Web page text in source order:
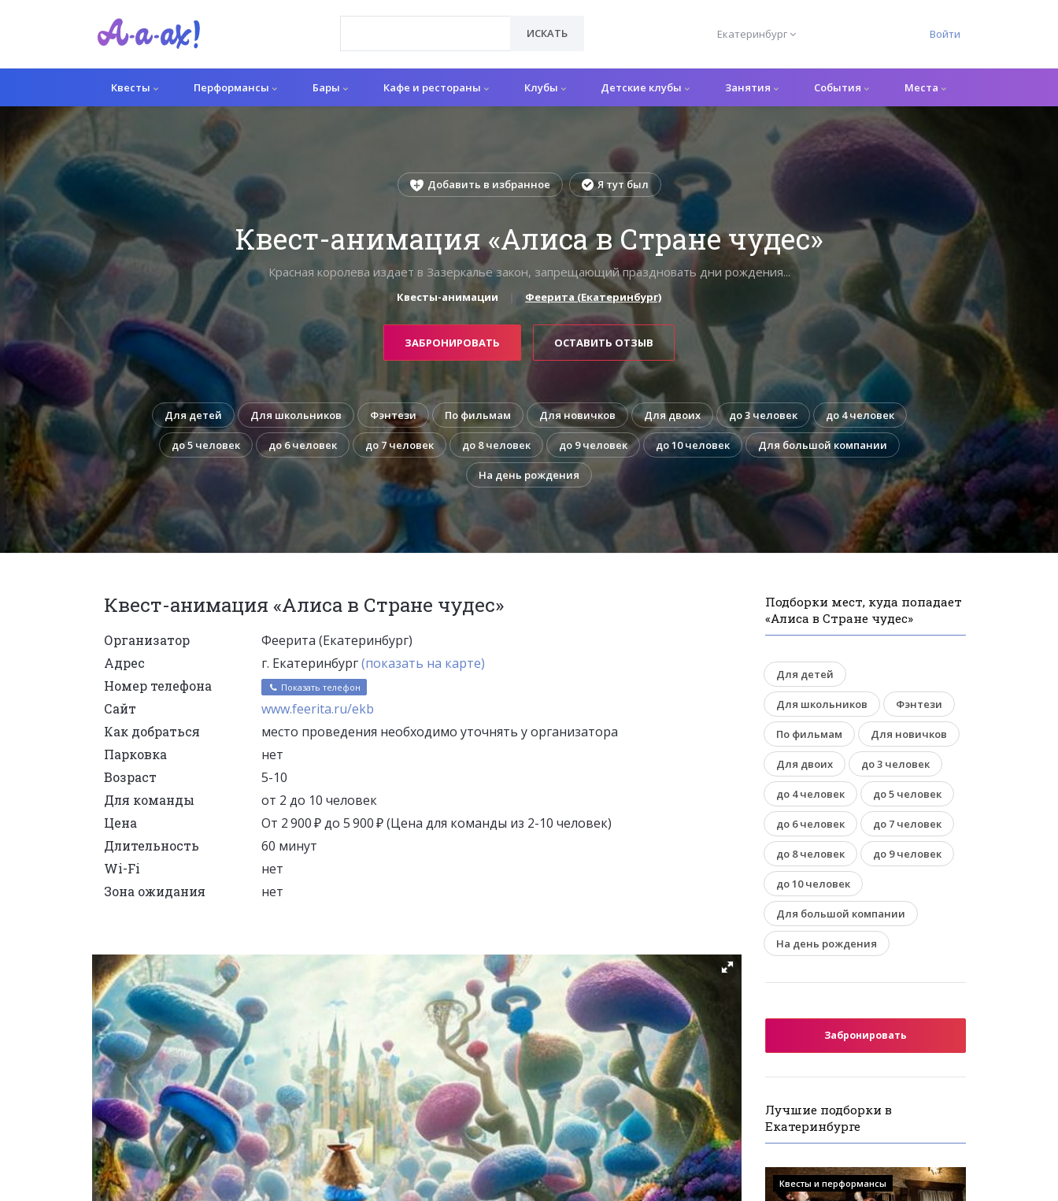
ИСКАТЬ Екатеринбург Войти
Квесты Перформансы Бары Кафе и рестораны Клубы Детские клубы Занятия События Места
Добавить в избранное Я тут был
Квест-анимация «Алиса в Стране чудес»
Красная королева издает в Зазеркалье закон, запрещающий праздновать дни рождения...
Квесты-анимации Феерита (Екатеринбург)
ЗАБРОНИРОВАТЬ ОСТАВИТЬ ОТЗЫВ
Для детей Для школьников Фэнтези По фильмам Для новичков Для двоих до 3 человек до 4 человек
до 5 человек до 6 человек до 7 человек до 8 человек до 9 человек до 10 человек Для большой компании
На день рождения
Квест-анимация «Алиса в Стране чудес»
Организатор Феерита (Екатеринбург)
Адрес г. Екатеринбург(показать на карте)
Номер телефона Показать телефон
Сайт www.feerita.ru/ekb
Как добраться место проведения необходимо уточнять у организатора
Парковка нет
Возраст 5-10
Для команды от 2 до 10 человек
Цена От 2 900 ₽ до 5 900 ₽ (Цена для команды из 2-10 человек)
Длительность 60 минут
Wi-Fi нет
Зона ожидания нет
Подборки мест, куда попадает
«Алиса в Стране чудес»
Для детей
Для школьников Фэнтези
По фильмам Для новичков
Для двоих до 3 человек
до 4 человек до 5 человек
до 6 человек до 7 человек
до 8 человек до 9 человек
до 10 человек
Для большой компании
На день рождения
Забронировать
Лучшие подборки в
Екатеринбурге
Квесты и перформансы